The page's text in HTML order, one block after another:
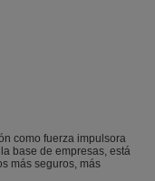
como fuerza impulsora
base de empresas, está
más seguros, más